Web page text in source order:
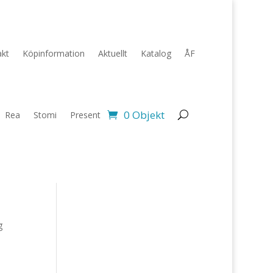
Köpinformation Aktuellt Katalog ÅF
Rea Stomi Present 0 Objekt